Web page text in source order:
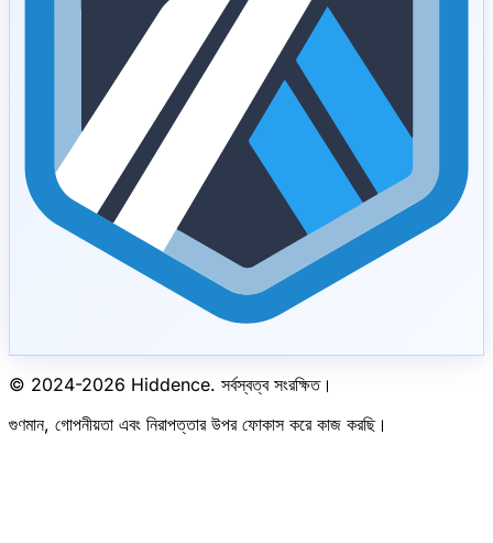
© 2024-2026 Hiddence. সর্বস্বত্ব সংরক্ষিত।
গুণমান, গোপনীয়তা এবং নিরাপত্তার উপর ফোকাস করে কাজ করছি।